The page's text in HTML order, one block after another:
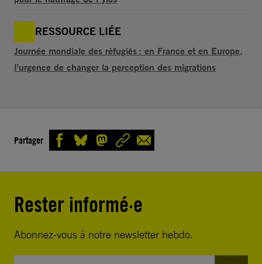
RESSOURCE LIÉE
Journée mondiale des réfugiés : en France et en Europe,
l’urgence de changer la perception des migrations
Partager
Rester informé·e
Abonnez-vous à notre newsletter hebdo.